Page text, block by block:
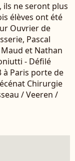
ils ne seront plus
élèves ont été
Ouvrier de
Pascal
et Nathan
- Défilé
Paris porte de
Chirurgie
/ Veeren /